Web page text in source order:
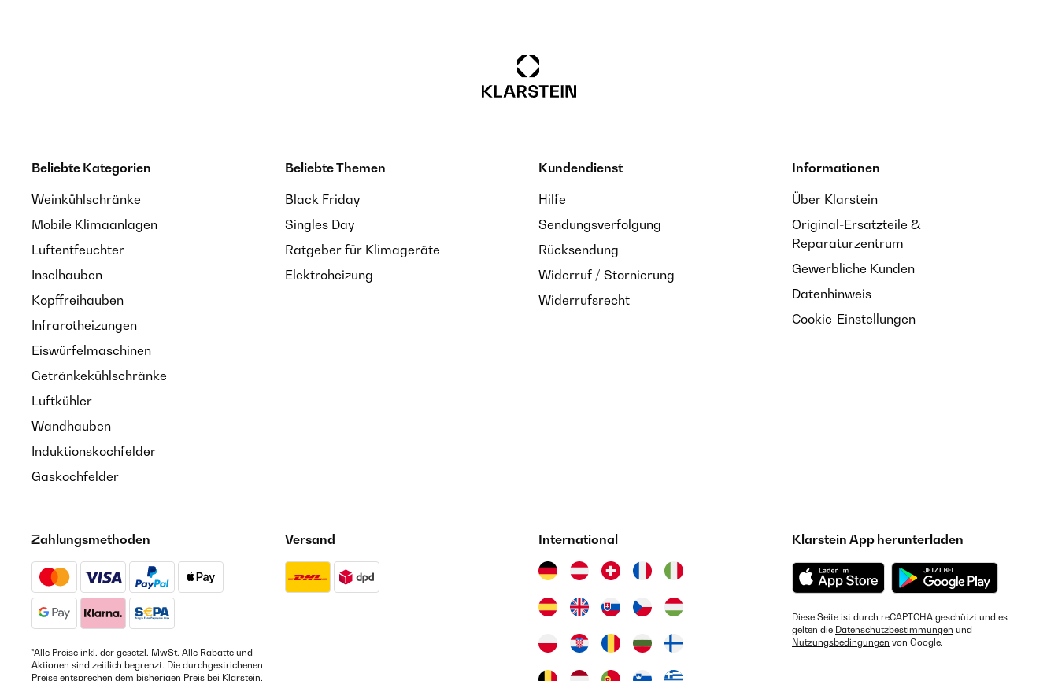
Beliebte Kategorien
Weinkühlschränke
Mobile Klimaanlagen
Luftentfeuchter
Inselhauben
Kopffreihauben
Infrarotheizungen
Eiswürfelmaschinen
Getränkekühlschränke
Luftkühler
Wandhauben
Induktionskochfelder
Gaskochfelder
Beliebte Themen
Black Friday
Singles Day
Ratgeber für Klimageräte
Elektroheizung
Kundendienst
Hilfe
Sendungsverfolgung
Rücksendung
Widerruf / Stornierung
Widerrufsrecht
Informationen
Über Klarstein
Original-Ersatzteile &
Reparaturzentrum
Gewerbliche Kunden
Datenhinweis
Cookie-Einstellungen
Zahlungsmethoden
*Alle Preise inkl. der gesetzl. MwSt. Alle Rabatte und
Aktionen sind zeitlich begrenzt. Die durchgestrichenen
Preise entsprechen dem bisherigen Preis bei Klarstein.
Versand International Klarstein App herunterladen
Diese Seite ist durch reCAPTCHA geschützt und es
gelten die Datenschutzbestimmungen und
Nutzungsbedingungen von Google.